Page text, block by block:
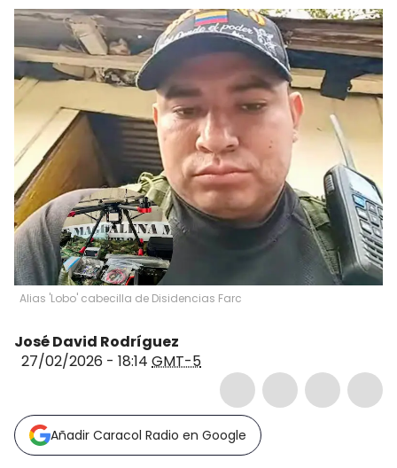
Alias 'Lobo' cabecilla de Disidencias Farc
José David Rodríguez
27/02/2026 - 18:14 GMT-5
Añadir Caracol Radio en Google